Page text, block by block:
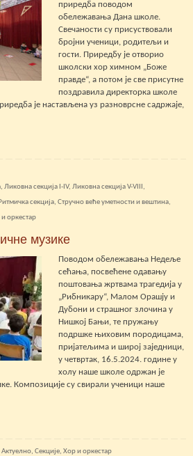
приредба поводом
обележавања Дана школе.
Свечаности су присуствовали
бројни ученици, родитељи и
гости. Приредбу је отворио
школски хор химном „Боже
правде“, а потом је све присутне
поздравила директорка школе
је настављена уз разноврсне садржаје,
, Ликовна секција I-IV, Ликовна секција V-VIII
,
секција, Стручно веће уметности и вештина,
оркестар
музике
Поводом обележавања Недеље
сећања, посвећене одавању
поштовања жртвама трагедија у
„Рибникару“, Малом Орашју и
Дубони и страшног злочина у
Нишкој Бањи, те пружању
подршке њиховим породицама,
пријатељима и широј заједници,
у четвртак, 16.5.2024. године у
холу наше школе одржан је
Композиције су свирали ученици наше
Актуелно,Секције,Хор и оркестар